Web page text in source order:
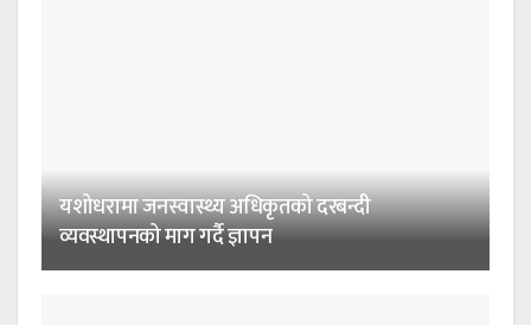
यशोधरामा जनस्वास्थ्य अधिकृतको दरबन्दी
व्यवस्थापनको माग गर्दै ज्ञापन